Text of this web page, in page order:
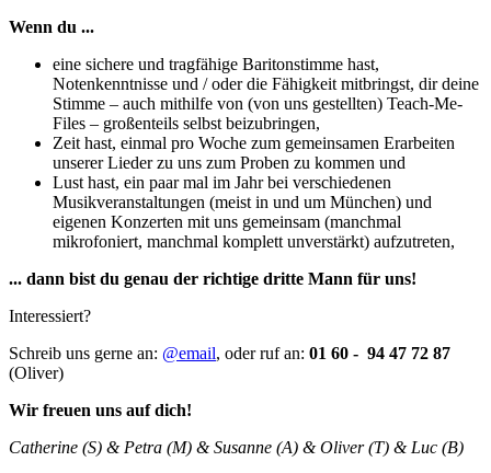
Wenn du ...
eine sichere und tragfähige Baritonstimme hast,
Notenkenntnisse und / oder die Fähigkeit mitbringst, dir deine
Stimme – auch mithilfe von (von uns gestellten) Teach-Me-
Files – großenteils selbst beizubringen,
Zeit hast, einmal pro Woche zum gemeinsamen Erarbeiten
unserer Lieder zu uns zum Proben zu kommen und
Lust hast, ein paar mal im Jahr bei verschiedenen
Musikveranstaltungen (meist in und um München) und
eigenen Konzerten mit uns gemeinsam (manchmal
mikrofoniert, manchmal komplett unverstärkt) aufzutreten,
... dann bist du genau der richtige dritte Mann für uns!
Interessiert?
Schreib uns gerne an: @email, oder ruf an: 01 60 - 94 47 72 87
(Oliver)
Wir freuen uns auf dich!
Catherine (S) & Petra (M) & Susanne (A) & Oliver (T) & Luc (B)